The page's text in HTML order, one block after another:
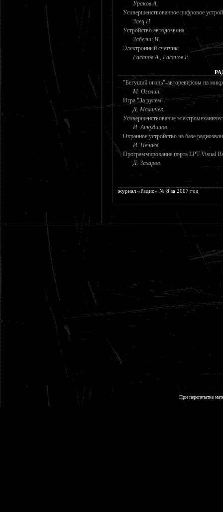
Ураков А.
Усовершенствованное цифровое
Заец Н.
Устройство автодозвона.
Забелин И.
Электронный счетчик.
Гасанов А., Гасанов Р.
"Бегущий огонь"-автореверсом на
М. Озолин.
Игра "За рулем".
Д. Мамичев.
Усовершенствование
И. Анкудинов.
Охранное устройство на базе
И. Нечаев.
Программирование порта LPT-Visual
Д. Захаров.
журнал «Радио» № 8 за 2007 год
При перепечатке